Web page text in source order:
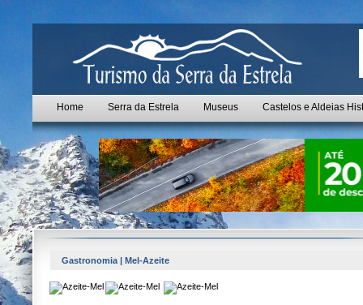
Home Serra da Estrela Museus Castelos e Aldeias
Gastronomia | Mel-Azeite